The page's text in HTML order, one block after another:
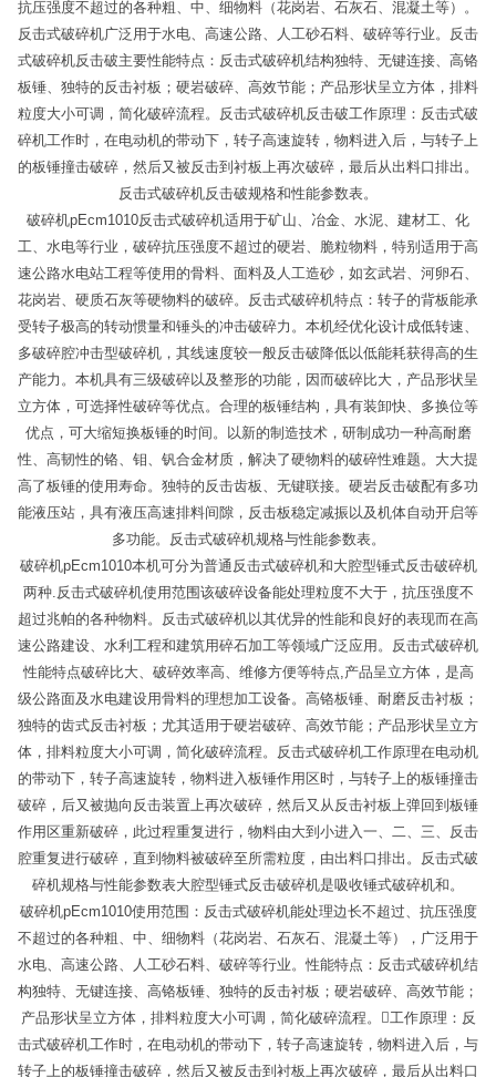
抗压强度不超过的各种粗、中、细物料（花岗岩、石灰石、混凝土等）。
反击式破碎机广泛用于水电、高速公路、人工砂石料、破碎等行业。反击
式破碎机反击破主要性能特点：反击式破碎机结构独特、无键连接、高铬
板锤、独特的反击衬板；硬岩破碎、高效节能；产品形状呈立方体，排料
粒度大小可调，简化破碎流程。反击式破碎机反击破工作原理：反击式破
碎机工作时，在电动机的带动下，转子高速旋转，物料进入后，与转子上
的板锤撞击破碎，然后又被反击到衬板上再次破碎，最后从出料口排出。
反击式破碎机反击破规格和性能参数表。
破碎机pEcm1010反击式破碎机适用于矿山、冶金、水泥、建材工、化
工、水电等行业，破碎抗压强度不超过的硬岩、脆粒物料，特别适用于高
速公路水电站工程等使用的骨料、面料及人工造砂，如玄武岩、河卵石、
花岗岩、硬质石灰等硬物料的破碎。反击式破碎机特点：转子的背板能承
受转子极高的转动惯量和锤头的冲击破碎力。本机经优化设计成低转速、
多破碎腔冲击型破碎机，其线速度较一般反击破降低以低能耗获得高的生
产能力。本机具有三级破碎以及整形的功能，因而破碎比大，产品形状呈
立方体，可选择性破碎等优点。合理的板锤结构，具有装卸快、多换位等
优点，可大缩短换板锤的时间。以新的制造技术，研制成功一种高耐磨
性、高韧性的铬、钼、钒合金材质，解决了硬物料的破碎性难题。大大提
高了板锤的使用寿命。独特的反击齿板、无键联接。硬岩反击破配有多功
能液压站，具有液压高速排料间隙，反击板稳定减振以及机体自动开启等
多功能。反击式破碎机规格与性能参数表。
破碎机pEcm1010本机可分为普通反击式破碎机和大腔型锤式反击破碎机
两种.反击式破碎机使用范围该破碎设备能处理粒度不大于，抗压强度不
超过兆帕的各种物料。反击式破碎机以其优异的性能和良好的表现而在高
速公路建设、水利工程和建筑用碎石加工等领域广泛应用。反击式破碎机
性能特点破碎比大、破碎效率高、维修方便等特点,产品呈立方体，是高
级公路面及水电建设用骨料的理想加工设备。高铬板锤、耐磨反击衬板；
独特的齿式反击衬板；尤其适用于硬岩破碎、高效节能；产品形状呈立方
体，排料粒度大小可调，简化破碎流程。反击式破碎机工作原理在电动机
的带动下，转子高速旋转，物料进入板锤作用区时，与转子上的板锤撞击
破碎，后又被抛向反击装置上再次破碎，然后又从反击衬板上弹回到板锤
作用区重新破碎，此过程重复进行，物料由大到小进入一、二、三、反击
腔重复进行破碎，直到物料被破碎至所需粒度，由出料口排出。反击式破
碎机规格与性能参数表大腔型锤式反击破碎机是吸收锤式破碎机和。
破碎机pEcm1010使用范围：反击式破碎机能处理边长不超过、抗压强度
不超过的各种粗、中、细物料（花岗岩、石灰石、混凝土等），广泛用于
水电、高速公路、人工砂石料、破碎等行业。性能特点：反击式破碎机结
构独特、无键连接、高铬板锤、独特的反击衬板；硬岩破碎、高效节能；
产品形状呈立方体，排料粒度大小可调，简化破碎流程。工作原理：反
击式破碎机工作时，在电动机的带动下，转子高速旋转，物料进入后，与
转子上的板锤撞击破碎，然后又被反击到衬板上再次破碎，最后从出料口